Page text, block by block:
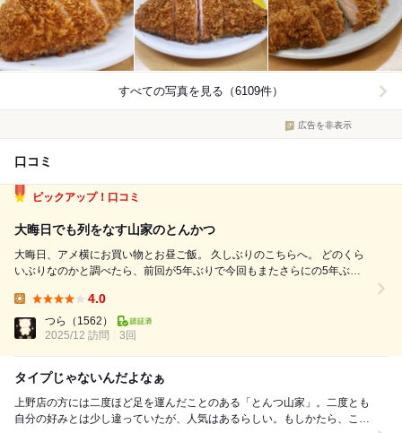
すべての写真を見る（6109件）
広告を非表示
口コミ
ピックアップ！口コミ
大晦日でも列をなす山家のとんかつ
大晦日、アメ横にお買い物とお昼ご飯。 久しぶりのこちらへ。 どのくら
いぶりなのかと調べたら、前回が5年ぶりで今回もまたさらにの5年ぶり
安いんだよなと感じさせてくれるのがここの実力だ。 お店の外で並んで
店内に入ってからも...
4.0
つら
（1562）
2025/12 訪問
3回
タイプじゃないんだよなぁ
上野店の方には二度ほど足を運んだことのある「とんつ山家」。二度とも
自分の好みとは少し違っていたが、人気はあるらしい。もしかたら、こち